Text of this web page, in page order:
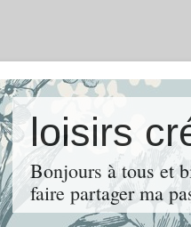
Bonjours à tous et
faire partager ma